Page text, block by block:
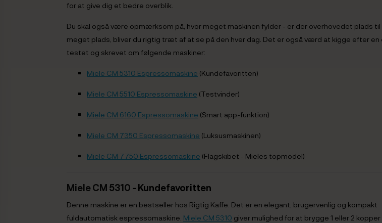
for at give dig et bedre overblik.
Du skal også være opmærksom på, hvor meget maskinen fylder - er der overhovedet plads
meget plads, bliver du rigtig træt af at se på den hver dag. Det er også værd at kigge efter
testet og skrevet om følgende maskiner:
Miele CM 5310 Espressomaskine (Kundefavoritten)
Miele CM 5510 Espressomaskine (Testvinder)
Miele CM 6160 Espressomaskine (Smart app-funktion)
Miele CM 7350 Espressomaskine (Luksusmaskinen)
Miele CM 7750 Espressomaskine (Flagskibet - Mieles topmodel)
Miele CM 5310 - Kundefavoritten
Denne maskine er en bestseller hos Rigtig Kaffe. Det er en elegant, brugervenlig og kompakt
fuldautomatisk espressomaskine. Miele CM 5310 giver mulighed for at brygge 1 eller 2 kopper